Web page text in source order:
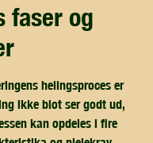
helingsproces er
ikke blot ser godt ud,
kan opdeles i fire